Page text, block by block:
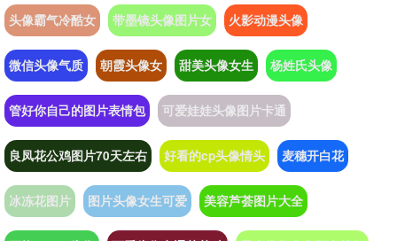
头像霸气冷酷女 带墨镜头像图片女 火影动漫头像
微信头像气质 朝霞头像女 甜美头像女生 杨姓氏头像
管好你自己的图片表情包 可爱娃娃头像图片卡通
良凤花公鸡图片70天左右 好看的cp头像情头 麦穗开白花
冰冻花图片 图片头像女生可爱 美容芦荟图片大全